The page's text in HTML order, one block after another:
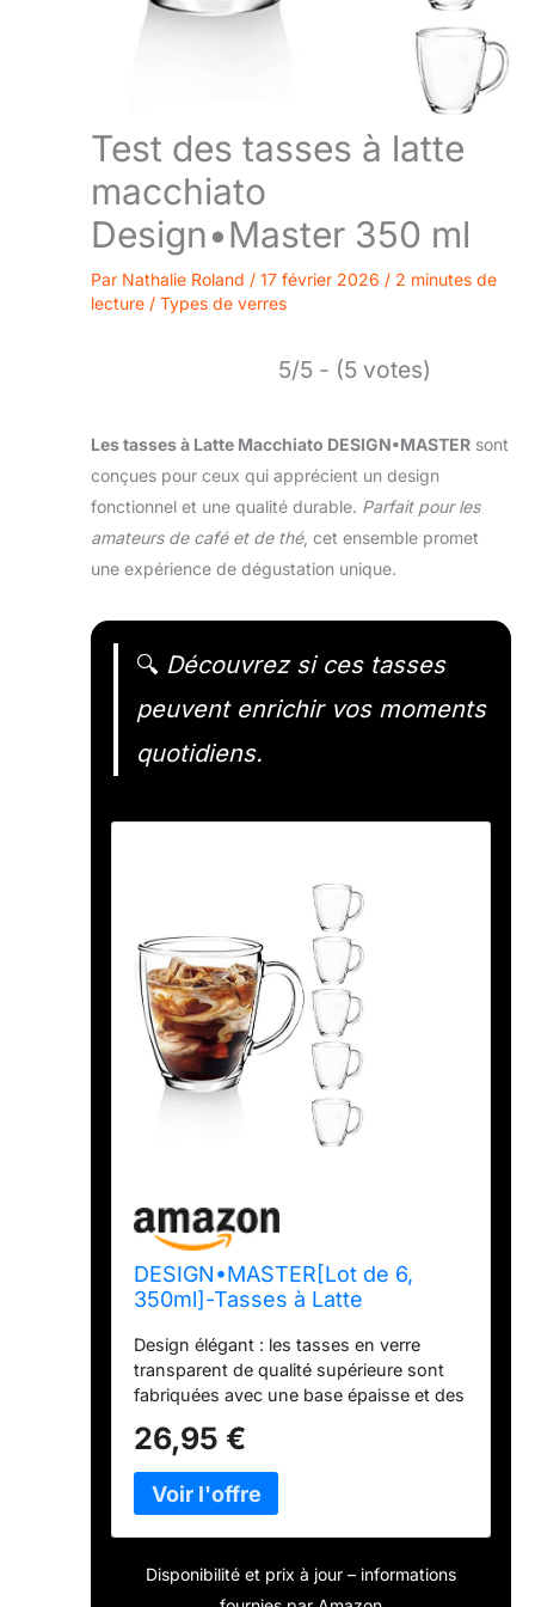
Test des tasses à latte
macchiato
Design•Master 350 ml
Par Nathalie Roland / 17 février 2026 / 2 minutes de
lecture / Types de verres
5/5 - (5 votes)
Les tasses à Latte Macchiato DESIGN•MASTER sont
conçues pour ceux qui apprécient un design
fonctionnel et une qualité durable. Parfait pour les
amateurs de café et de thé, cet ensemble promet
une expérience de dégustation unique.
🔍 Découvrez si ces tasses
peuvent enrichir vos moments
quotidiens.
DESIGN•MASTER[Lot de 6,
350ml]-Tasses à Latte
Tasse à café ou à thé, Parfait
pour le café au Latte,
Cappuccino, Macchiato.
Design élégant : les tasses en verre
transparent de qualité supérieure sont
fabriquées avec une base épaisse et des
boissons chaudes ou froides pendant
une longue période, faciles à tenir et
faciles à nettoyer. Le design élégant de
l'aspect classique, lisse et cristallin
usage quotidien et la plupart des types
d'activités. Polyvalente et durable : cette
26,95 €
Disponibilité et prix à jour – informations